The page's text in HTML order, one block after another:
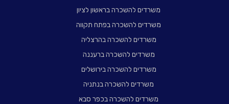
משרדים להשכרה בראשון לציון
משרדים להשכרה בפתח תקווה
משרדים להשכרה בהרצליה
משרדים להשכרה ברעננה
משרדים להשכרה בירושלים
משרדים להשכרה בנתניה
משרדים להשכרה בכפר סבא